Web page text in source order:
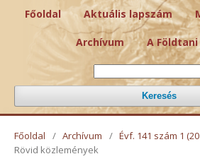
Főoldal Aktuális lapszám
Archívum A
Keresés
Főoldal / Archívum / Évf. 141 szám 1
Rövid közlemények